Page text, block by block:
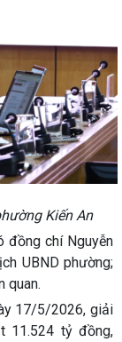
Kiến An
đồng chí Nguyễn
UBND phường;
quan.
17/5/2026, giải
11.524 tỷ đồng,